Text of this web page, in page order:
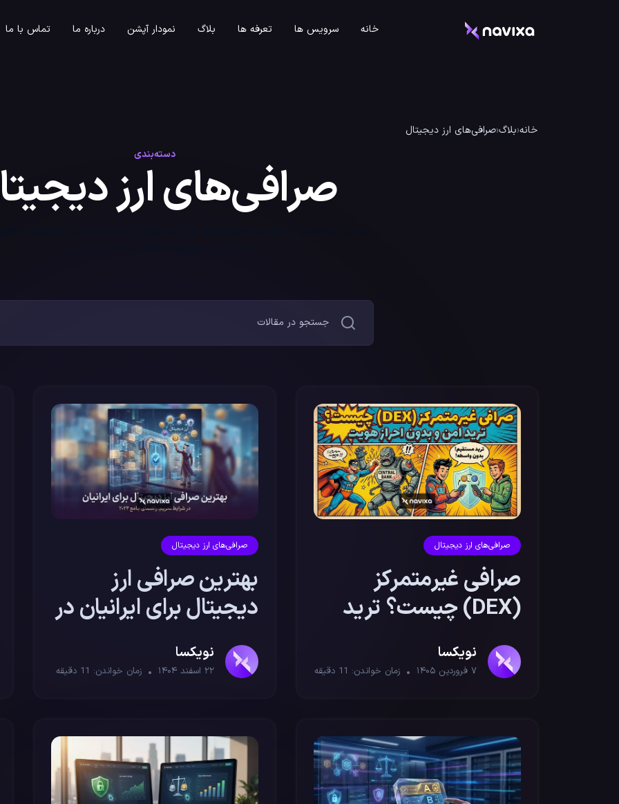
خانه سرویس ها تعرفه ها بلاگ نمودار آپشن درباره ما تماس با ما
خانه‹بلاگ‹صرافی‌های ارز دیجیتال
دسته‌بندی
صرافی‌های ارز
صرافی‌های ارز دیجیتال
صرافی غیرمتمرکز
(DEX) چیست؟ ترید
امن و بدون احراز هویت
نویکسا
۷ فروردین ۱۴۰۵ زمان خواندن: 11 دقیقه
صرافی‌های ارز دیجیتال
بهترین صرافی ارز
دیجیتال برای ایرانیان در
شرایط تحریم
نویکسا
۲۲ اسفند ۱۴۰۴ زمان خواندن: 11 دقیقه